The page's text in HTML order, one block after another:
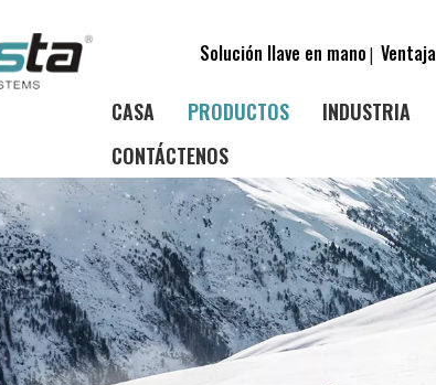
Solución llave en mano|Ventaja
CASA PRODUCTOS INDUSTRIA
CONTÁCTENOS